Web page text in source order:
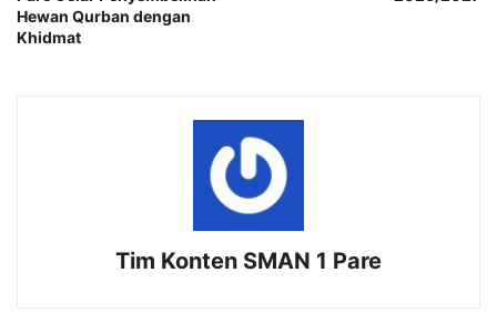
Hewan Qurban dengan
Khidmat
Tim Konten SMAN 1 Pare